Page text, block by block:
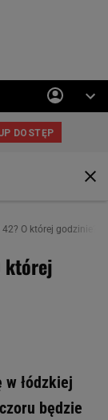
O której godzinie?
której
łódzkiej
będzie